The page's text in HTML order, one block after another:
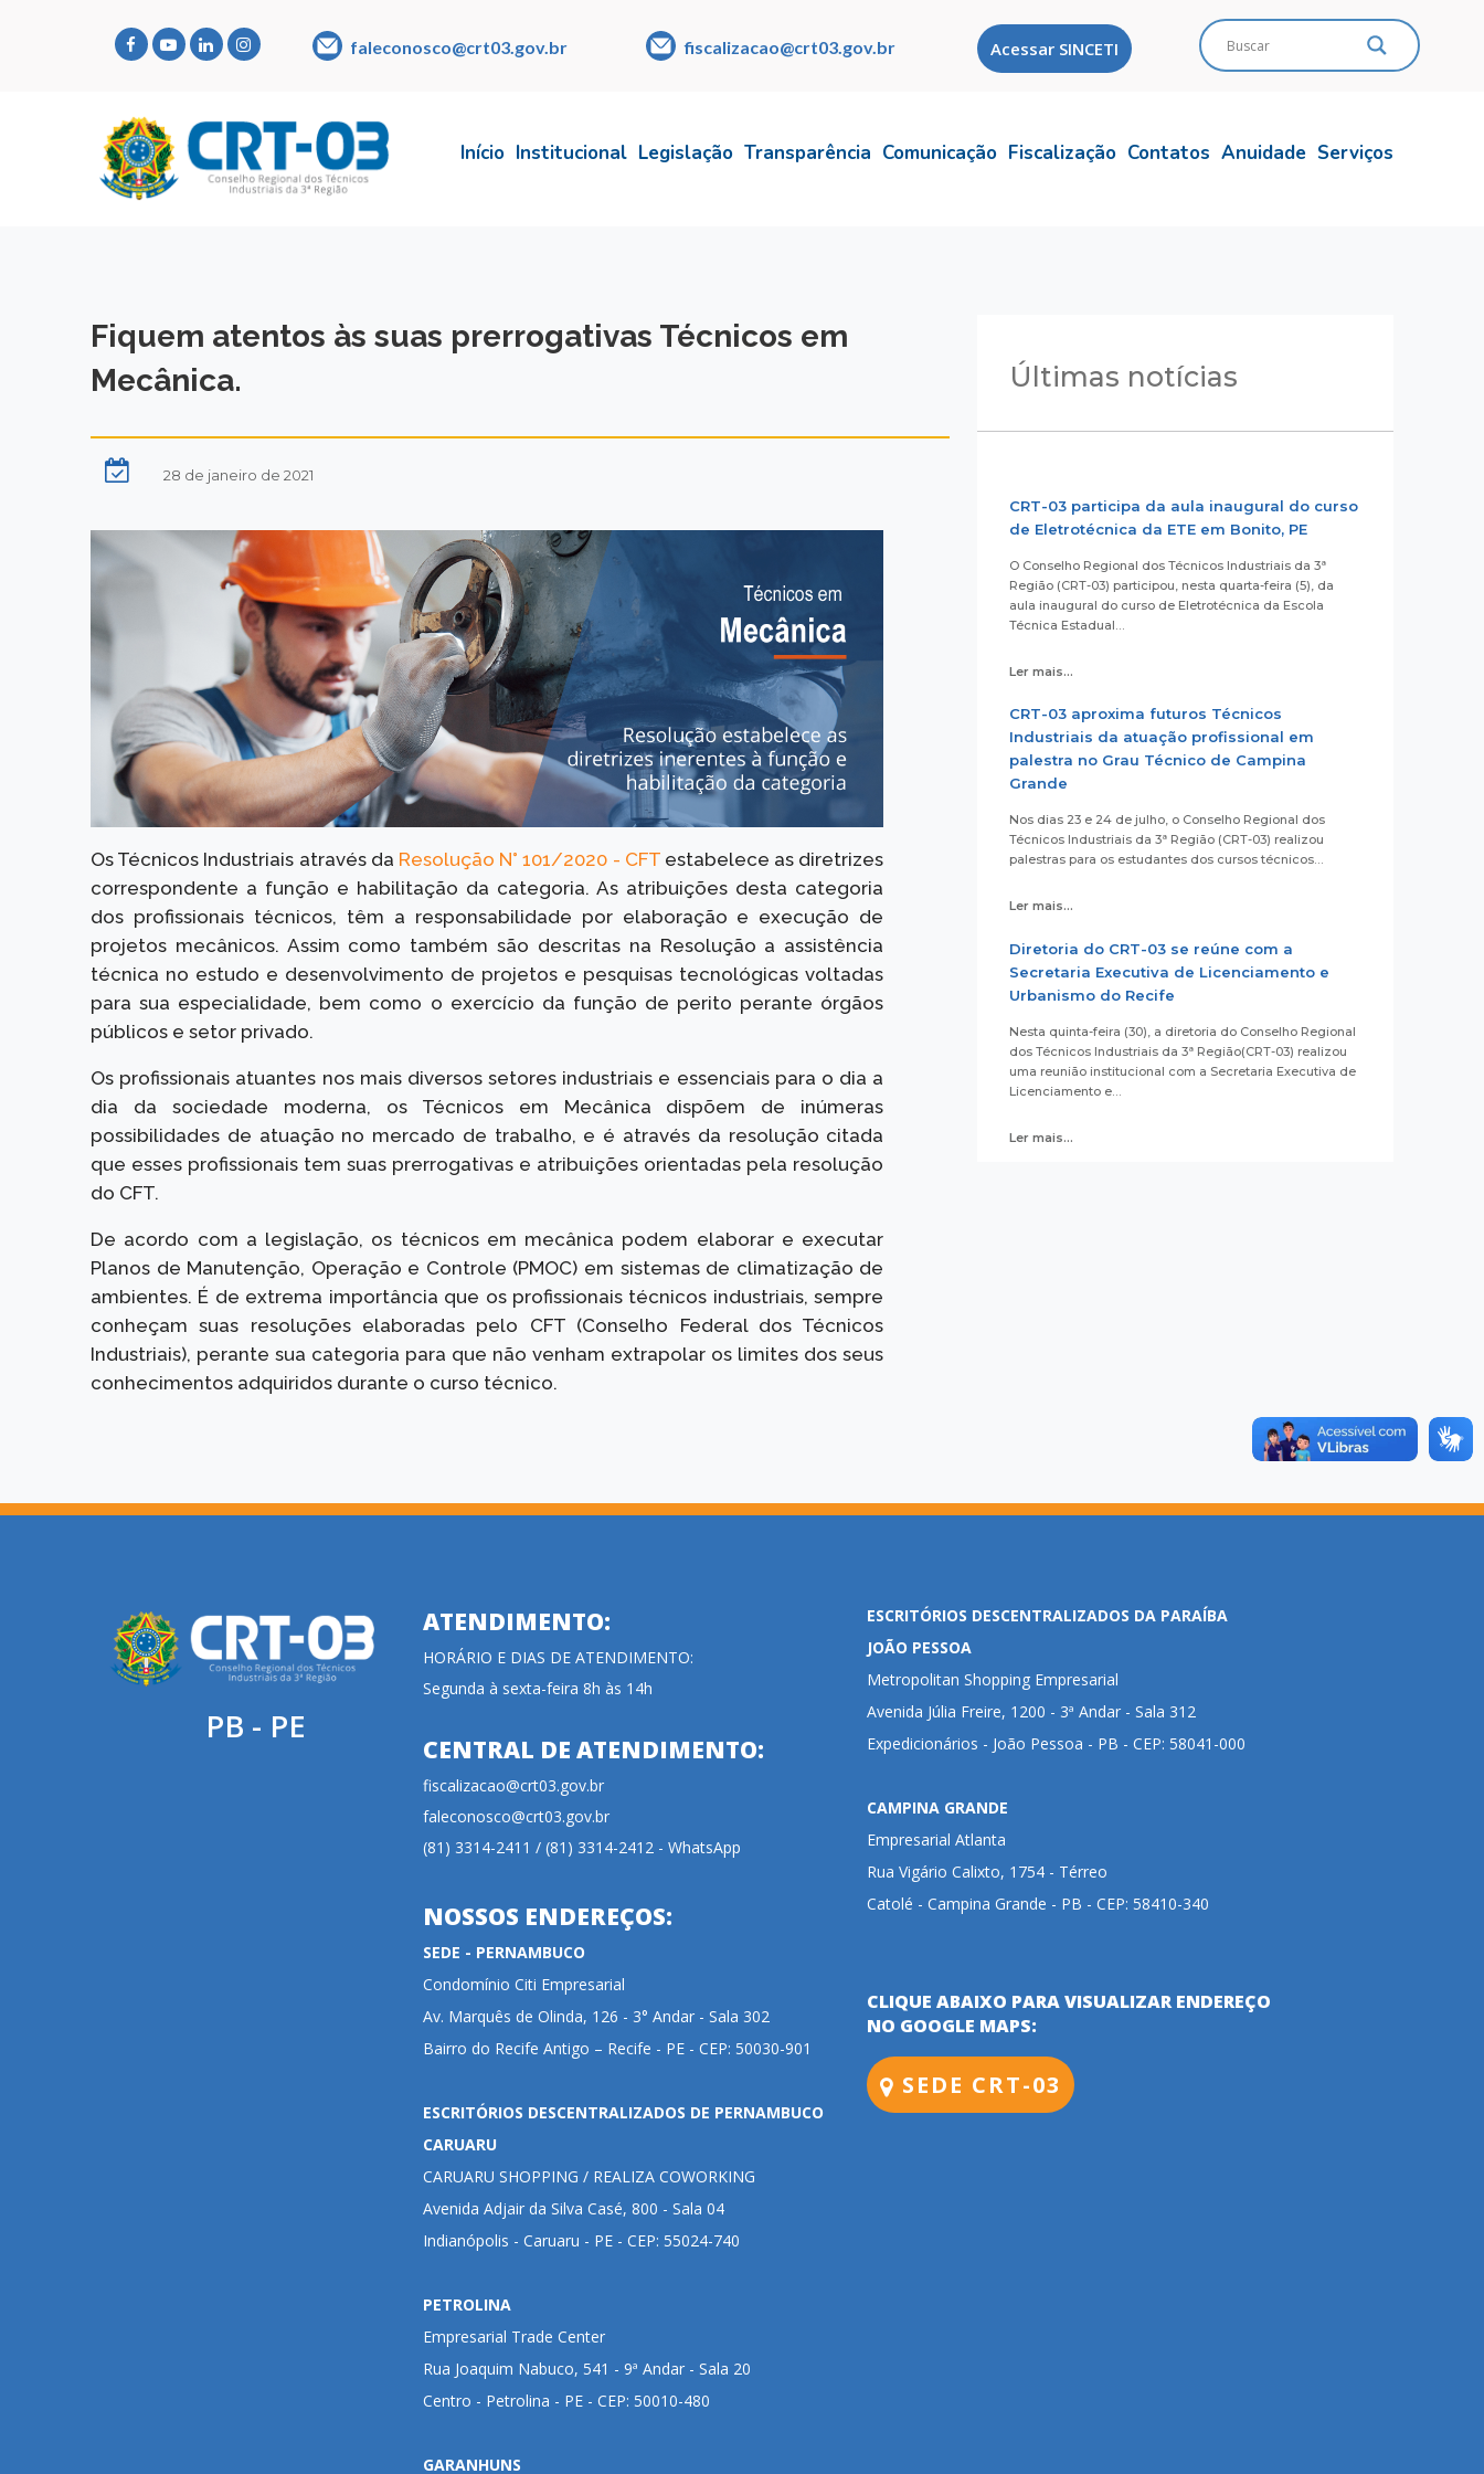
faleconosco@crt03.gov.br fiscalizacao@crt03.gov.br Acessar SINCETI
Início Institucional Legislação Transparência Comunicação Fiscalização Contatos Anuidade Serviços
Fiquem atentos às suas prerrogativas Técnicos em
Mecânica.
28 de janeiro de 2021
Os Técnicos Industriais através da Resolução N° 101/2020 - CFTestabelece as diretrizes
correspondente a função e habilitação da categoria. As atribuições desta categoria
dos profissionais técnicos, têm a responsabilidade por elaboração e execução de
projetos mecânicos. Assim como também são descritas na Resolução a assistência
técnica no estudo e desenvolvimento de projetos e pesquisas tecnológicas voltadas
para sua especialidade, bem como o exercício da função de perito perante órgãos
públicos e setor privado.
Os profissionais atuantes nos mais diversos setores industriais e essenciais para o dia a
dia da sociedade moderna, os Técnicos em Mecânica dispõem de inúmeras
possibilidades de atuação no mercado de trabalho, e é através da resolução citada
que esses profissionais tem suas prerrogativas e atribuições orientadas pela resolução
do CFT.
De acordo com a legislação, os técnicos em mecânica podem elaborar e executar
Planos de Manutenção, Operação e Controle (PMOC) em sistemas de climatização de
ambientes. É de extrema importância que os profissionais técnicos industriais, sempre
conheçam suas resoluções elaboradas pelo CFT (Conselho Federal dos Técnicos
Industriais), perante sua categoria para que não venham extrapolar os limites dos seus
conhecimentos adquiridos durante o curso técnico.
Últimas notícias
CRT-03 participa da aula inaugural do curso
de Eletrotécnica da ETE em Bonito, PE
O Conselho Regional dos Técnicos Industriais da 3ª
Região (CRT-03) participou, nesta quarta-feira (5), da
aula inaugural do curso de Eletrotécnica da Escola
Técnica Estadual…
Ler mais...
CRT-03 aproxima futuros Técnicos
Industriais da atuação profissional em
palestra no Grau Técnico de Campina
Grande
Nos dias 23 e 24 de julho, o Conselho Regional dos
Técnicos Industriais da 3ª Região (CRT-03) realizou
palestras para os estudantes dos cursos técnicos…
Ler mais...
Diretoria do CRT-03 se reúne com a
Secretaria Executiva de Licenciamento e
Urbanismo do Recife
Nesta quinta-feira (30), a diretoria do Conselho Regional
dos Técnicos Industriais da 3ª Região(CRT-03) realizou
uma reunião institucional com a Secretaria Executiva de
Licenciamento e…
Ler mais...
PB - PE
ATENDIMENTO:
HORÁRIO E DIAS DE ATENDIMENTO:
Segunda à sexta-feira 8h às 14h
CENTRAL DE ATENDIMENTO:
fiscalizacao@crt03.gov.br
faleconosco@crt03.gov.br
(81) 3314-2411 / (81) 3314-2412 - WhatsApp
NOSSOS ENDEREÇOS:
SEDE - PERNAMBUCO
Condomínio Citi Empresarial
Av. Marquês de Olinda, 126 - 3° Andar - Sala 302
Bairro do Recife Antigo – Recife - PE - CEP: 50030-901
ESCRITÓRIOS DESCENTRALIZADOS DE PERNAMBUCO
CARUARU
CARUARU SHOPPING / REALIZA COWORKING
Avenida Adjair da Silva Casé, 800 - Sala 04
Indianópolis - Caruaru - PE - CEP: 55024-740
PETROLINA
Empresarial Trade Center
Rua Joaquim Nabuco, 541 - 9ª Andar - Sala 20
Centro - Petrolina - PE - CEP: 50010-480
GARANHUNS
ESCRITÓRIOS DESCENTRALIZADOS DA PARAÍBA
JOÃO PESSOA
Metropolitan Shopping Empresarial
Avenida Júlia Freire, 1200 - 3ª Andar - Sala 312
Expedicionários - João Pessoa - PB - CEP: 58041-000
CAMPINA GRANDE
Empresarial Atlanta
Rua Vigário Calixto, 1754 - Térreo
Catolé - Campina Grande - PB - CEP: 58410-340
CLIQUE ABAIXO PARA VISUALIZAR ENDEREÇO
NO GOOGLE MAPS:
SEDE CRT-03